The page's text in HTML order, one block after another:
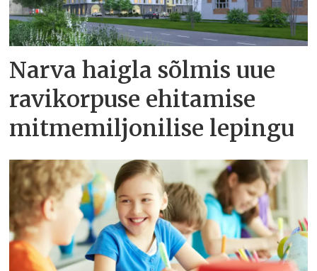
Narva haigla sõlmis uue
ravikorpuse ehitamise
mitmemiljonilise lepingu